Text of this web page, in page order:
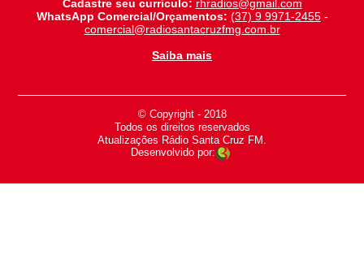
Cadastre seu currículo: rhradios@gmail.com
WhatsApp Comercial/Orçamentos: (37) 9 9971-2455-
comercial@radiosantacruzfmg.com.br
Saiba mais
© Copyright - 2018
-
Todos os direitos reservados
-
Atualizações Rádio Santa Cruz FM.
Desenvolvido por: